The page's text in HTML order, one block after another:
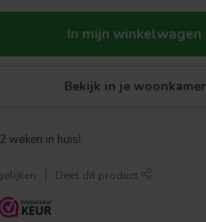
In mijn winkelwagen
Bekijk in je woonkamer
weken in huis!
Deel dit product